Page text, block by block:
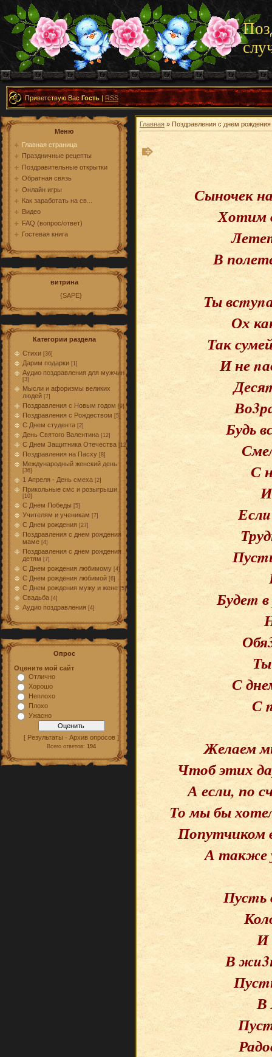
Приветствую ВасГость|RSS
Меню
Главная страница
Праздничные рецепты
Поздравительные открытки
Обратная связь
Онлайн игры
Как заработать на св...
Видео
FAQ (вопрос/ответ)
Гостевая книга
витрина
{SAPE}
Категории раздела
Стихи [36]
Дарим подарки [1]
Аудио поздравления для мужчин
[3]
Мысли и афоризмы великих
людей [7]
Поздравления с Новым годом [9]
Поздравления с Рождеством [5]
С Днем студента [2]
День Святого Валентина [12]
С Днем Защитника Отечества [12]
Поздравления на Пасху [8]
Международный женский день
[36]
1 Апреля - День смеха [2]
Прикольные смс и розыгрыши
[10]
С Днем Победы [5]
Учителям и ученикам [7]
С Днем рождения [27]
Поздравления с днем рождения
маме [4]
Поздравления с днем рождения
детям [7]
С Днем рождения любимому [4]
С Днем рождения любимой [6]
С Днем рождения мужу и жене [5]
Свадьба [4]
Аудио поздравления [4]
Опрос
Оцените мой сайт
Отлично
Хорошо
Неплохо
Плохо
Ужасно
[ Результаты · Архив опросов ]
Всего ответов: 194
Главная » Поздравления с днем
Сыночек
Хотим
В
Ты
Ох
Так
И не
Будь
С
Будеm
С
С
Желаем
Чтоб этих
А если, по
То мы бы
Попутчиком
А также
Пусmь
И
В
В